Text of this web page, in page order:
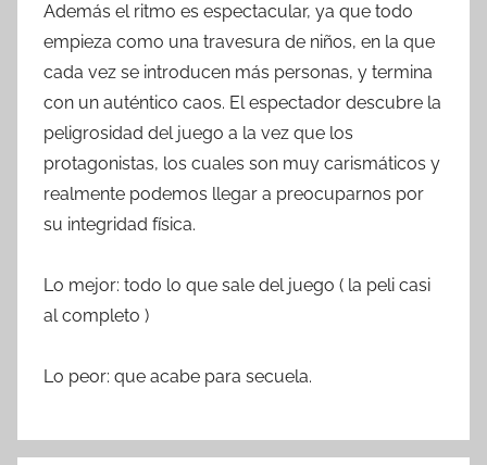
Además el ritmo es espectacular, ya que todo
empieza como una travesura de niños, en la que
cada vez se introducen más personas, y termina
con un auténtico caos. El espectador descubre la
peligrosidad del juego a la vez que los
protagonistas, los cuales son muy carismáticos y
realmente podemos llegar a preocuparnos por
su integridad física.
Lo mejor: todo lo que sale del juego ( la peli casi
al completo )
Lo peor: que acabe para secuela.